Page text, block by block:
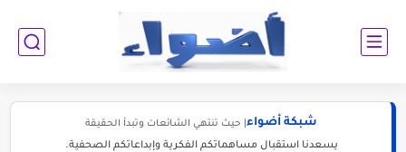
شبكة أضواء | حيث تنتهي الشائعات وتبدأ الحقيقة
يسعدنا استقبال مساهماتكم الفكرية وإبداعاتكم الصحفية.